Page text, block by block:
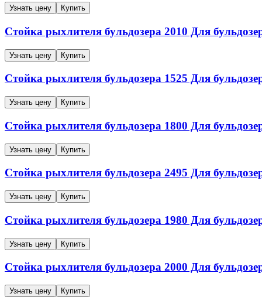
Узнать цену Купить
Стойка рыхлителя бульдозера 2010 Для
Узнать цену Купить
Стойка рыхлителя бульдозера 1525 Для
Узнать цену Купить
Стойка рыхлителя бульдозера 1800 Для
Узнать цену Купить
Стойка рыхлителя бульдозера 2495 Для
Узнать цену Купить
Стойка рыхлителя бульдозера 1980 Для
Узнать цену Купить
Стойка рыхлителя бульдозера 2000 Для
Узнать цену Купить